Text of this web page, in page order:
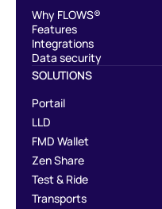
Why FLOWS®
Features
Integrations
Data security
SOLUTIONS
Portail
LLD
FMD Wallet
Zen Share
Test & Ride
Transports